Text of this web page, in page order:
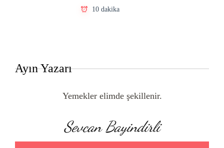
10 dakika
Ayın Yazarı
Yemekler elimde şekillenir.
Sevcan Bayindirli